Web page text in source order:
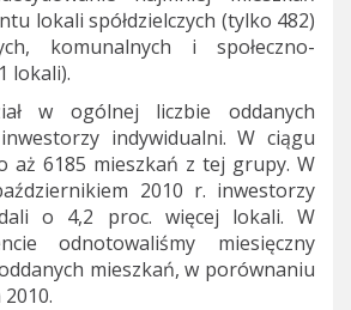
lokali spółdzielczych (tylko 482)
komunalnych i społeczno-
lokali).
w ogólnej liczbie oddanych
indywidualni. W ciągu
aż 6185 mieszkań z tej grupy. W
2010 r. inwestorzy
o 4,2 proc. więcej lokali. W
odnotowaliśmy miesięczny
mieszkań, w porównaniu